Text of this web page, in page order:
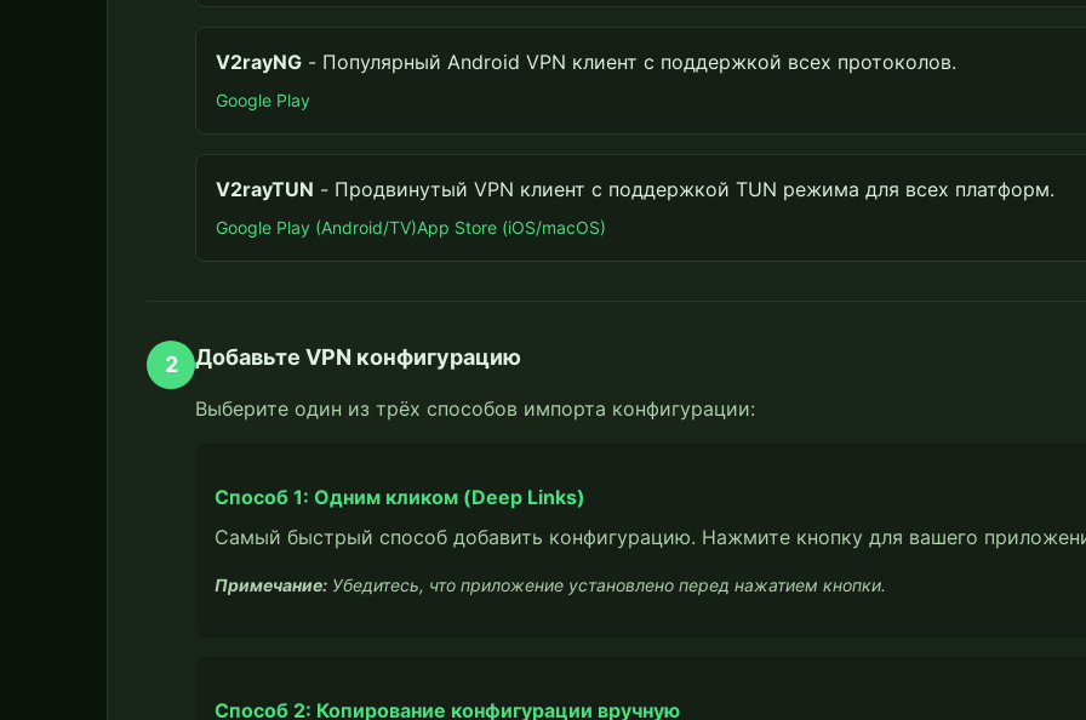
V2rayNG - Популярный Android VPN клиент с поддержкой всех протоколов.
Google Play
V2rayTUN - Продвинутый VPN клиент с поддержкой TUN режима для всех платформ.
Google Play (Android/TV)App Store (iOS/macOS)
2 Добавьте VPN конфигурацию
Выберите один из трёх способов импорта конфигурации:
Способ 1: Одним кликом (Deep Links)
Самый быстрый способ добавить конфигурацию. Нажмите кнопку для вашего
Примечание: Убедитесь, что приложение установлено перед нажатием кнопки.
Способ 2: Копирование конфигурации вручную